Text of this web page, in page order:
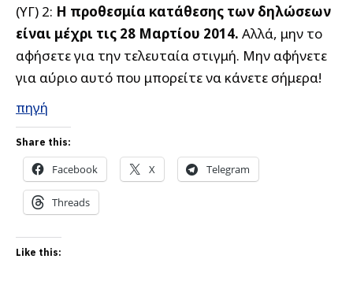
(ΥΓ) 2: Η προθεσμία κατάθεσης των δηλώσεων
είναι μέχρι τις 28 Μαρτίου 2014. Αλλά, μην το
αφήσετε για την τελευταία στιγμή. Μην αφήνετε
για αύριο αυτό που μπορείτε να κάνετε σήμερα!
πηγή
Share this:
Facebook X Telegram
Threads
Like this: